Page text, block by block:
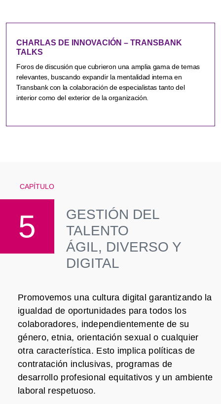
CHARLAS DE INNOVACIÓN – TRANSBANK
TALKS
Foros de discusión que cubrieron una amplia gama de temas
relevantes, buscando expandir la mentalidad interna en
Transbank con la colaboración de especialistas tanto del
interior como del exterior de la organización.
CAPÍTULO
5
GESTIÓN DEL
TALENTO
ÁGIL, DIVERSO Y
DIGITAL
Promovemos una cultura digital garantizando la
igualdad de oportunidades para todos los
colaboradores, independientemente de su
género, etnia, orientación sexual o cualquier
otra característica. Esto implica políticas de
contratación inclusivas, programas de
desarrollo profesional equitativos y un ambiente
laboral respetuoso.